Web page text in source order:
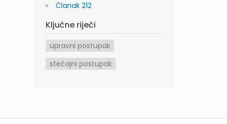
Članak 212
Ključne riječi
upravni postupak
stečajni postupak